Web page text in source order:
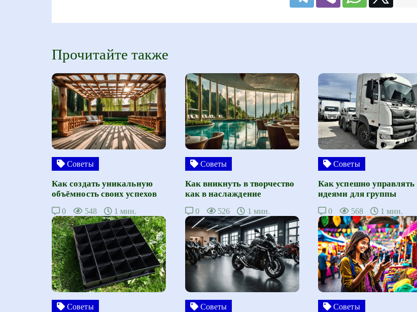
Прочитайте также
Советы
Как создать уникальную
объёмность своих успехов
0 548 1 мин.
Советы
Как вникнуть в творчество
как в наслаждение
0 526 1 мин.
Советы
Как успешно управлять
идеями для группы
0 568 1 мин.
Советы Советы Советы